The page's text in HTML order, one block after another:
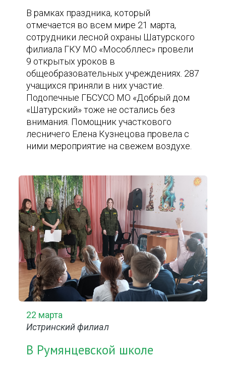
В рамках праздника, который
отмечается во всем мире 21 марта,
сотрудники лесной охраны Шатурского
филиала ГКУ МО «Мособллес» провели
9 открытых уроков в
общеобразовательных учреждениях. 287
учащихся приняли в них участие.
Подопечные ГБСУСО МО «Добрый дом
«Шатурский» тоже не остались без
внимания. Помощник участкового
лесничего Елена Кузнецова провела с
ними мероприятие на свежем воздухе.
22 марта
Истринский филиал
В Румянцевской школе